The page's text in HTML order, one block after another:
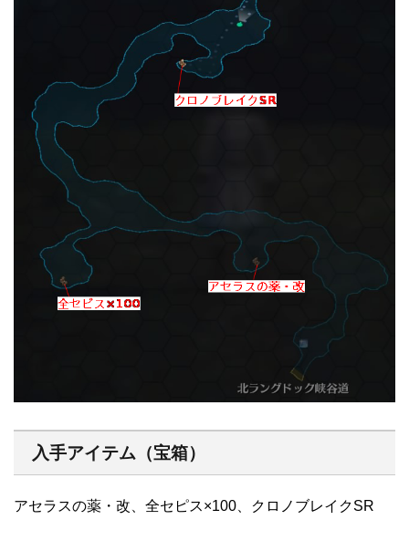
入手アイテム（宝箱）
アセラスの薬・改、全セピス×100、クロノブレイクSR